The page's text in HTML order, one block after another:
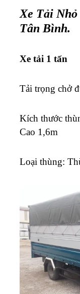
Xe Tải
Tân Bình.
Xe tải 1 tấn
Tải trọng chở
Kích thước
Cao 1,6m
Loại thùng: